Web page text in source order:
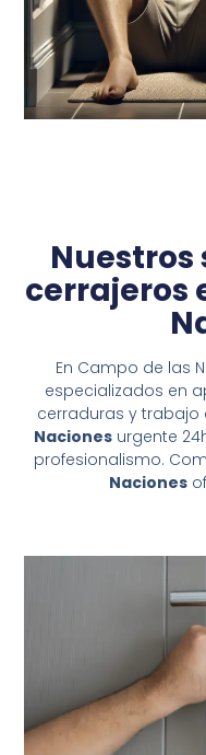
Nuestros
cerrajeros
En Campo de las
especializados en
cerraduras y trabajo
Nacionesurgente
profesionalismo.
Naciones